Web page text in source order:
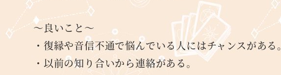
～良いこと～
・復縁や音信不通で悩んでいる人にはチャンスがある。
・以前の知り合いから連絡がある。